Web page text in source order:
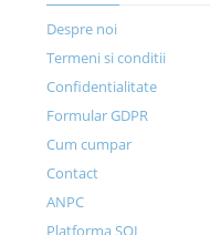
Despre noi
Termeni si conditii
Confidentialitate
Formular GDPR
Cum cumpar
Contact
ANPC
Platforma SOL